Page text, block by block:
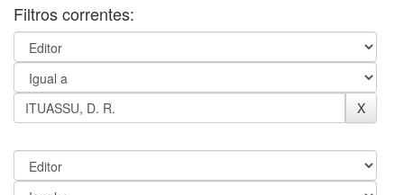
Filtros correntes: